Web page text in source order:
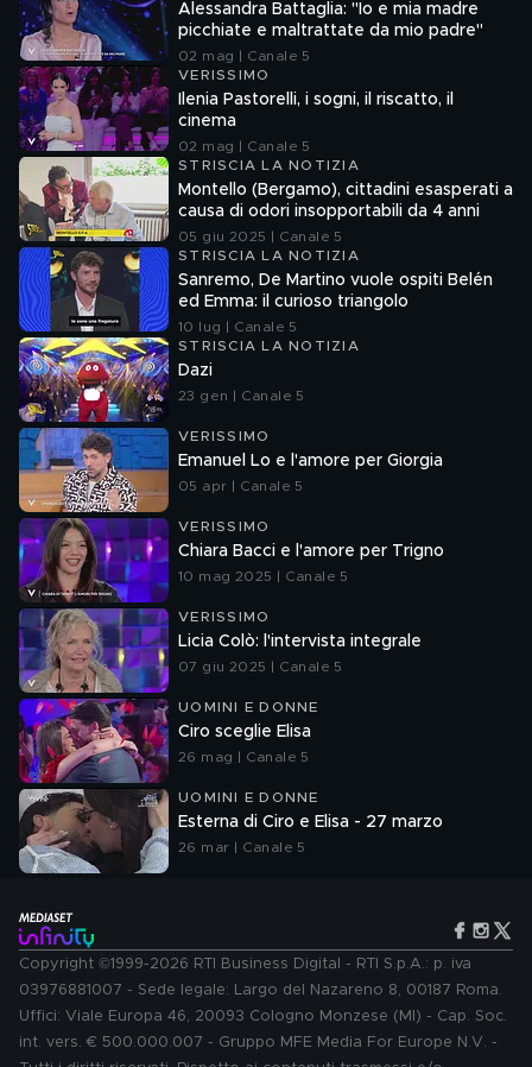
Alessandra Battaglia: "Io e mia madre
picchiate e maltrattate da mio padre"
02 mag | Canale 5
VERISSIMO
Ilenia Pastorelli, i sogni, il riscatto, il
cinema
02 mag | Canale 5
STRISCIA LA NOTIZIA
Montello (Bergamo), cittadini esasperati a
causa di odori insopportabili da 4 anni
05 giu 2025 | Canale 5
STRISCIA LA NOTIZIA
Sanremo, De Martino vuole ospiti Belén
ed Emma: il curioso triangolo
10 lug | Canale 5
STRISCIA LA NOTIZIA
Dazi
23 gen | Canale 5
VERISSIMO
Emanuel Lo e l'amore per Giorgia
05 apr | Canale 5
VERISSIMO
Chiara Bacci e l'amore per Trigno
10 mag 2025 | Canale 5
VERISSIMO
Licia Colò: l'intervista integrale
07 giu 2025 | Canale 5
UOMINI E DONNE
Ciro sceglie Elisa
26 mag | Canale 5
UOMINI E DONNE
Esterna di Ciro e Elisa - 27 marzo
26 mar | Canale 5
Copyright ©1999-2026 RTI Business Digital - RTI S.p.A.: p. iva
03976881007 - Sede legale: Largo del Nazareno 8, 00187 Roma.
Uffici: Viale Europa 46, 20093 Cologno Monzese (MI) - Cap. Soc.
int. vers. € 500.000.007 - Gruppo MFE Media For Europe N.V. -